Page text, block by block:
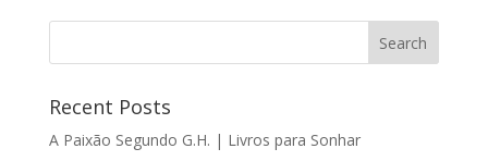
Recent Posts
A Paixão Segundo G.H. | Livros para Sonhar